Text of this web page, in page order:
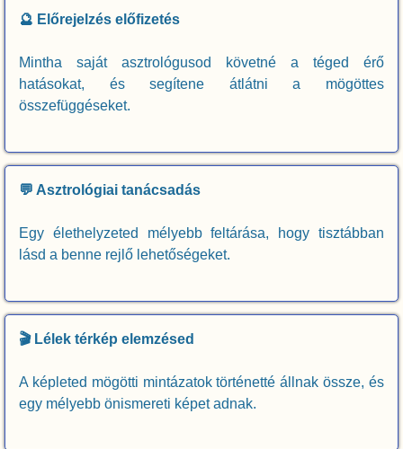
🔮 Előrejelzés előfizetés
Mintha saját asztrológusod követné a téged érő
hatásokat, és segítene átlátni a mögöttes
összefüggéseket.
💬 Asztrológiai tanácsadás
Egy élethelyzeted mélyebb feltárása, hogy tisztábban
lásd a benne rejlő lehetőségeket.
🎬 Lélek térkép elemzésed
A képleted mögötti mintázatok történetté állnak össze, és
egy mélyebb önismereti képet adnak.